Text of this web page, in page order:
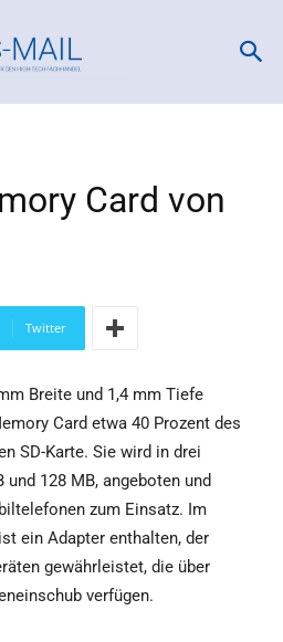
Card von
Twitter
Breite und 1,4 mm Tiefe
Card etwa 40 Prozent des
SD-Karte. Sie wird in drei
und 128 MB, angeboten und
zum Einsatz. Im
ein Adapter enthalten, der
gewährleistet, die über
verfügen.